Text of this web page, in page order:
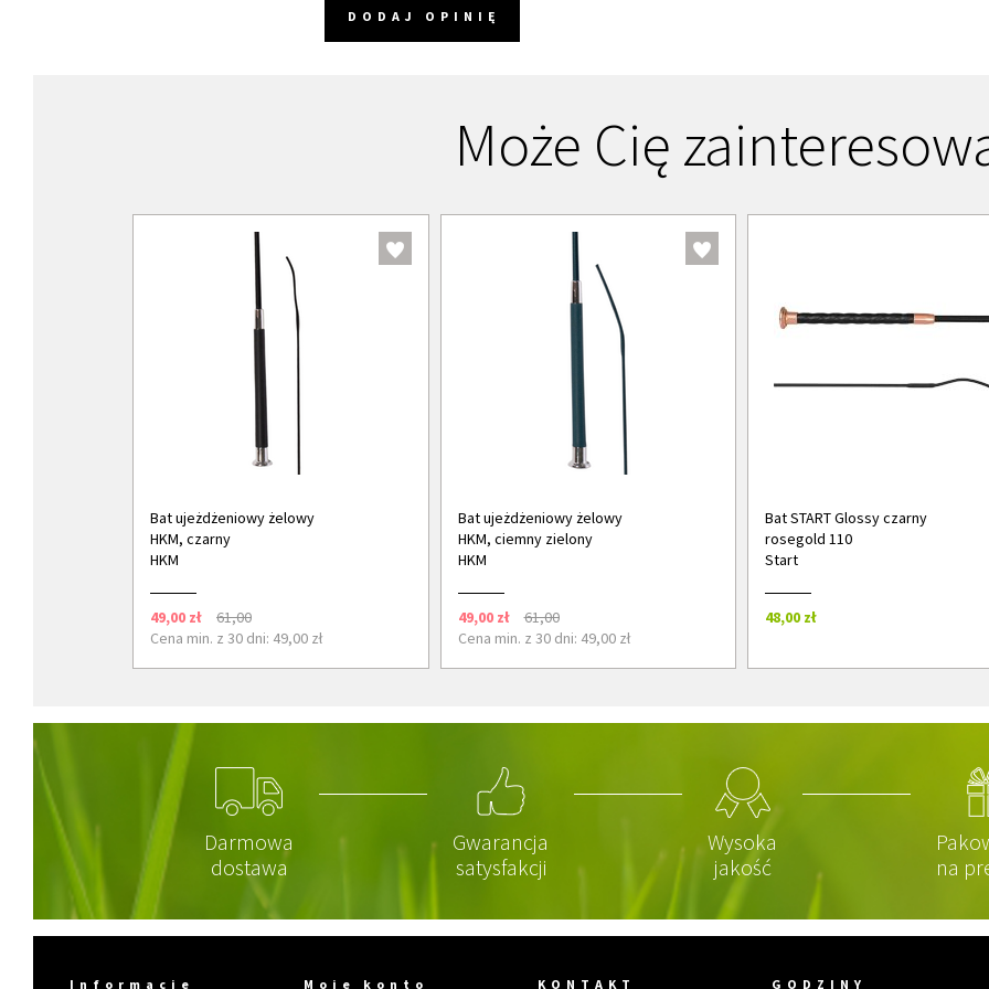
DODAJ OPINIĘ
Może Cię
Bat ujeżdżeniowy żelowy
HKM, czarny
HKM
49,00 zł
61,00
Cena min. z 30 dni: 49,00 zł
Bat ujeżdżeniowy żelowy
HKM, ciemny zielony
HKM
49,00 zł
61,00
Cena min. z 30 dni: 49,00 zł
Bat START Glossy czarny
rosegold 110
Start
48,00 zł
Darmowa
dostawa
Gwarancja
satysfakcji
Wysoka
jakość
na
Informacje Moje konto KONTAKT GODZINY